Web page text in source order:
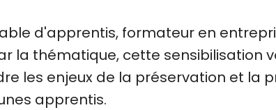
d'apprentis, formateur en
la thématique, cette sensibilisation
les enjeux de la préservation et la
apprentis.